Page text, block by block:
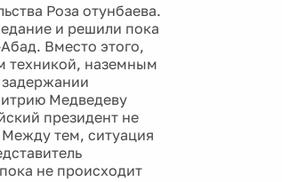
Роза отунбаева.
и решили пока
Вместо этого,
техникой, наземным
Медведеву
президент не
тем, ситуация
не происходит